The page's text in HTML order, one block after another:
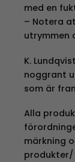
med en
– Notera
K.
noggrant
som är
Alla
märkning
produkter/